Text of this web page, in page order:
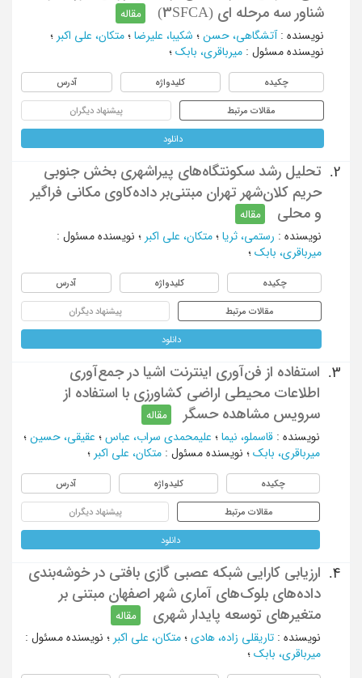
شناور سه مرحله ای (3SFCA)
مقاله
نویسنده : آتشگاهی، حسن ؛ شکیبا، علیرضا ؛ متکان، علی اکبر ؛
نویسنده مسئول : میرباقری، بابک ؛
چکیده کلیدواژه آدرس
مقالات مرتبط پیشنهاد دیگران
دانلود
2.
تحلیل رشد سکونتگاه‌های پیراشهری بخش جنوبی
حریم کلان‌شهر تهران مبتنی‌بر داده‌کاوی مکانی فراگیر
و محلی
مقاله
نویسنده : رستمی، ثریا ؛ متکان، علی اکبر ؛ نویسنده مسئول :
میرباقری، بابک ؛
چکیده کلیدواژه آدرس
مقالات مرتبط پیشنهاد دیگران
دانلود
3.
استفاده از فن‌آوری اینترنت اشیا در جمع‌آوری
اطلاعات محیطی اراضی کشاورزی با استفاده از
سرویس مشاهده حسگر
مقاله
نویسنده : قاسملو، نیما ؛ علیمحمدی سراب، عباس ؛ عقیقی، حسین ؛
میرباقری، بابک ؛ نویسنده مسئول : متکان، علی اکبر ؛
چکیده کلیدواژه آدرس
مقالات مرتبط پیشنهاد دیگران
دانلود
4.
ارزیابی کارایی شبکه عصبی گازی بافتی در خوشه‌بندی
داده‌های بلوک‌های آماری شهر اصفهان مبتنی بر
متغیرهای توسعه پایدار شهری
مقاله
نویسنده : تاریقلی زاده، هادی ؛ متکان، علی اکبر ؛ نویسنده مسئول :
میرباقری، بابک ؛